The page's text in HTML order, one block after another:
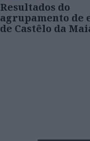
Resultados do
agrupamento de
de Castêlo da